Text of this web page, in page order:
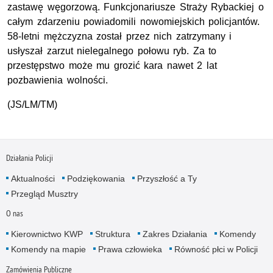
zastawę węgorzową. Funkcjonariusze Straży Rybackiej o
całym zdarzeniu powiadomili nowomiejskich policjantów.
58-letni mężczyzna został przez nich zatrzymany i
usłyszał zarzut nielegalnego połowu ryb. Za to
przestępstwo może mu grozić kara nawet 2 lat
pozbawienia wolności.
(JS/LM/TM)
Działania Policji
Aktualności Podziękowania
Przyszłość a Ty
Przegląd Musztry
O nas
Kierownictwo KWP Struktura Zakres Działania
Komendy
Komendy na mapie
Prawa człowieka Równość płci w Policji
Zamówienia Publiczne